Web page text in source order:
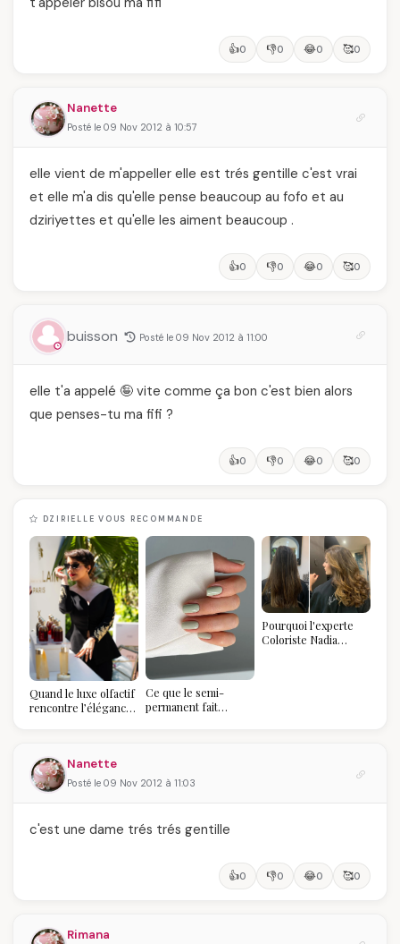
👍0 👎0 😂0 🥰0
Nanette
Posté le 09 Nov 2012 à 10:57
elle vient de m'appeller elle est trés gentille c'est vrai
et elle m'a dis qu'elle pense beaucoup au fofo et au
dziriyettes et qu'elle les aiment beaucoup .
👍0 👎0 😂0 🥰0
buisson Posté le 09 Nov 2012 à 11:00
elle t'a appelé 🤪 vite comme ça bon c'est bien alors
que penses-tu ma fifi ?
👍0 👎0 😂0 🥰0
DZIRIELLE VOUS RECOMMANDE
Quand le luxe olfactif
rencontre l’élégance
temps
Ce que le semi-
permanent fait
Pourquoi l'experte
Coloriste Nadia
Nanette
Posté le 09 Nov 2012 à 11:03
c'est une dame trés trés gentille
👍0 👎0 😂0 🥰0
Rimana